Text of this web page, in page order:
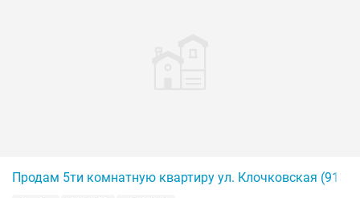
Продам 5ти комнатную квартиру ул. Клочковская